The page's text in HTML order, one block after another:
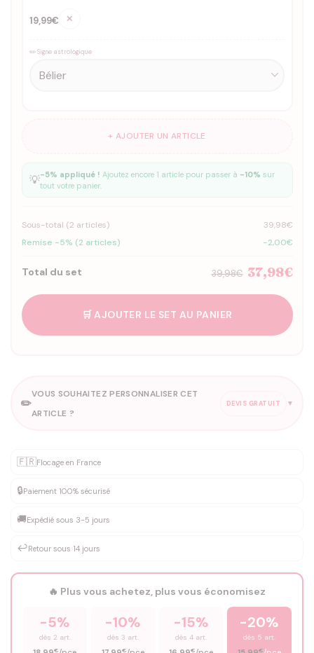
19,99€ ✕
✏️ Signe astrologique
+ AJOUTER UN ARTICLE
💡-5% appliqué ! Ajoutez encore 1 article pour passer à -10% sur
tout votre panier.
Sous-total (2 articles)
39,98€
Remise -5% (2 articles)
-2,00€
Total du set 39,98€ 37,98€
🛒 AJOUTER LE SET AU PANIER
✏️
VOUS SOUHAITEZ PERSONNALISER CET
ARTICLE ?
DEVIS GRATUIT ▼
✨ Personnalisation sur mesure
Prénom*
🇫🇷Flocage en France
🔒Paiement 100% sécurisé
🚚Expédié sous 3-5 jours
↩️Retour sous 14 jours
🔥 Plus vous achetez, plus vous économisez
-5%
dès 2 art.
€
-10%
dès 3 art.
€
-15%
dès 4 art.
€
-20%
dès 5 art.
€